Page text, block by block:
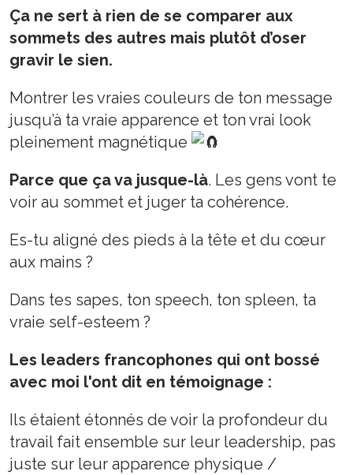
Ça ne sert à rien de se comparer aux
sommets des autres mais plutôt d’oser
gravir le sien.
Montrer les vraies couleurs de ton message
jusqu’à ta vraie apparence et ton vrai look
pleinement magnétique
Parce que ça va jusque-là. Les gens vont te
voir au sommet et juger ta cohérence.
Es-tu aligné des pieds à la tête et du cœur
aux mains ?
Dans tes sapes, ton speech, ton spleen, ta
vraie self-esteem ?
Les leaders francophones qui ont bossé
avec moi l'ont dit en témoignage :
Ils étaient étonnés de voir la profondeur du
travail fait ensemble sur leur leadership, pas
juste sur leur apparence physique /